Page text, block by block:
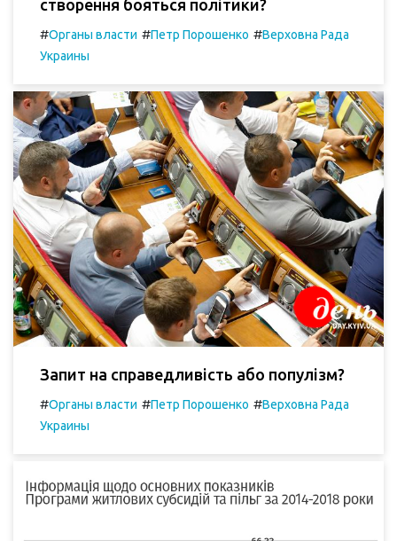
створення бояться політики?
#Органы власти #Петр Порошенко #Верховна Рада
Украины
Запит на справедливість або популізм?
#Органы власти #Петр Порошенко #Верховна Рада
Украины